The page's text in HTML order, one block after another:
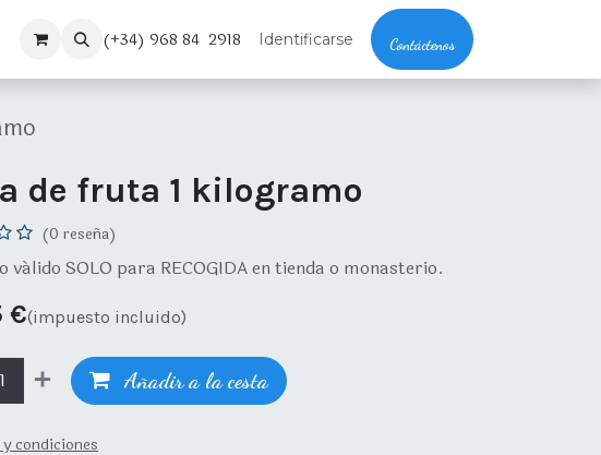
(+34) 968 84 2918 Identificarse Contáctenos
de fruta 1 kilogramo
(0 reseña)
válido SOLO para RECOGIDA en tienda o monasterio.
€(impuesto incluido)
Añadir a la cesta
condiciones